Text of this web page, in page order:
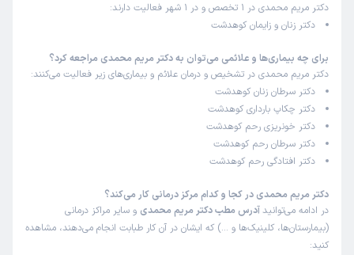
دکتر مریم محمدی در 1 تخصص و در 1 شهر فعالیت دارند:
دکتر زنان و زایمان کوهدشت
برای چه بیماری‌ها و علائمی می‌توان به دکتر مریم محمدی مراجعه کرد؟
دکتر مریم محمدی در تشخیص و درمان علائم و بیماری‌های زیر فعالیت می‌کنند:
دکتر سرطان زنان کوهدشت
دکتر چکاپ بارداری کوهدشت
دکتر خونریزی رحم کوهدشت
دکتر سرطان رحم کوهدشت
دکتر افتادگی رحم کوهدشت
دکتر مریم محمدی در کجا و کدام مرکز درمانی کار می‌کند؟
در ادامه می‌توانید آدرس مطب دکتر مریم محمدی و سایر مراکز درمانی
(بیمارستان‌ها، کلینیک‌ها و …) که ایشان در آن کار طبابت انجام می‌دهند، مشاهده
کنید: